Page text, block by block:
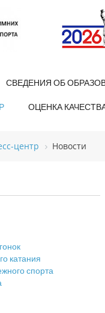
СВЕДЕНИЯ ОБ
ОЦЕНКА
центр Новости
катания
спорта